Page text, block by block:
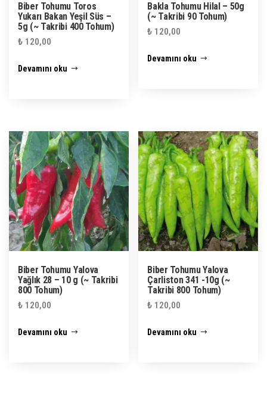
Biber Tohumu Toros
Yukarı Bakan Yeşil Süs –
5g (~ Takribi 400 Tohum)
₺ 120,00
Devamını oku
Bakla Tohumu Hilal – 50g
(~ Takribi 90 Tohum)
₺ 120,00
Devamını oku
Biber Tohumu Yalova
Yağlık 28 – 10 g (~ Takribi
800 Tohum)
₺ 120,00
Devamını oku
Biber Tohumu Yalova
Çarliston 341 -10g (~
Takribi 800 Tohum)
₺ 120,00
Devamını oku